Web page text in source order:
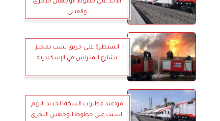
والقبلى
السيطرة على حريق نشب بمخبز
بشارع المتراس في الإسكندرية
مواعيد قطارات السكة الحديد اليوم
السبت على خطوط الوجهين البحرى